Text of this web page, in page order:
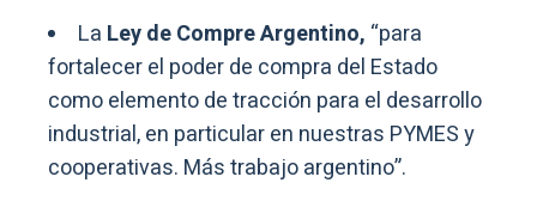
La Ley de Compre Argentino, “para
fortalecer el poder de compra del Estado
como elemento de tracción para el desarrollo
industrial, en particular en nuestras PYMES y
cooperativas. Más trabajo argentino”.